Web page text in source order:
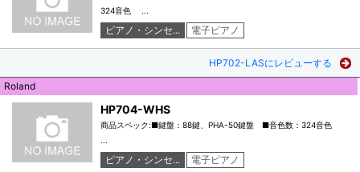
324音色 ...
ピアノ・シンセ... 電子ピアノ
HP702-LASにレビューする
Roland
HP704-WHS
商品スペック:■鍵盤：88鍵、PHA-50鍵盤 ■音色数：324音色
...
ピアノ・シンセ... 電子ピアノ